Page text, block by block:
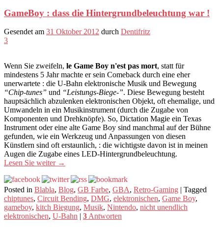
GameBoy : dass die Hintergrundbeleuchtung war !
Gesendet am 31 Oktober 2012 durch Dentifritz
3
Wenn Sie zweifeln, le Game Boy n'est pas mort, statt für
mindestens 5 Jahr machte er sein Comeback durch eine eher
unerwartete : die U-Bahn elektronische Musik und Bewegung
“Chip-tunes” und “Leistungs-Biege-”. Diese Bewegung besteht
hauptsächlich abzulenken elektronischen Objekt, oft ehemalige, und
Umwandeln in ein Musikinstrument (durch die Zugabe von
Komponenten und Drehknöpfe). So, Dictation Magie ein Texas
Instrument oder eine alte Game Boy sind manchmal auf der Bühne
gefunden, wie ein Werkzeug und Anpassungen von diesen
Künstlern sind oft erstaunlich, : die wichtigste davon ist in meinen
Augen die Zugabe eines LED-Hintergrundbeleuchtung.
Lesen Sie weiter →
Posted in Blabla, Blog, GB Farbe, GBA, Retro-Gaming | Tagged
chiptunes, Circuit Bending, DMG, elektronischen, Game Boy,
gameboy, kitch Biegung, Musik, Nintendo, nicht unendlich
elektronischen, U-Bahn | 3 Antworten